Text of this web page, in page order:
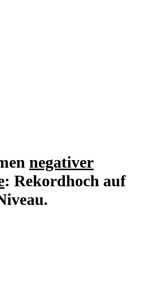
negativer
: Rekordhoch auf